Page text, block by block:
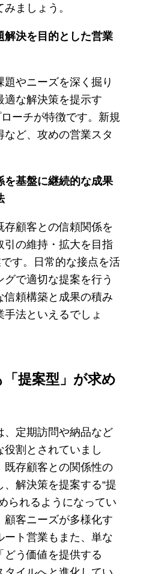
ましょう。
解決を目的とした営業
やニーズを深く掘り
適な解決策を提示す
ーチが特徴です。新規
ど、攻めの営業スタ
を基盤に継続的な成果
顧客との信頼関係を
の維持・拡大を目指
す。日常的な接点を活
で適切な提案を行う
信頼構築と成果の積み
手法といえるでしょ
提案型」が求め
、定期訪問や納品など
割とされていまし
既存顧客との関係性の
解決策を提案する“提
られるようになってい
顧客ニーズが多様化す
ート営業もまた、単な
どう価値を提供する